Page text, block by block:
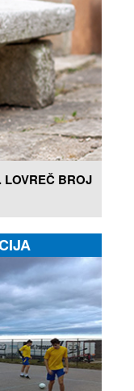
LOVREČ BROJ